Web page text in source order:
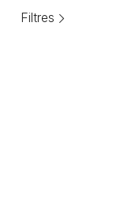
Filtres